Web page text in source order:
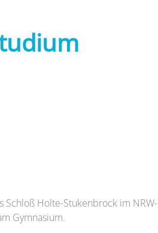
Holte-Stukenbrock im NRW-
Gymnasium.